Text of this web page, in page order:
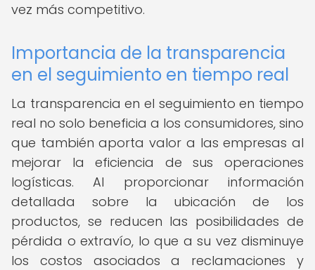
vez más competitivo.
Importancia de la transparencia
en el seguimiento en tiempo real
La transparencia en el seguimiento en tiempo
real no solo beneficia a los consumidores, sino
que también aporta valor a las empresas al
mejorar la eficiencia de sus operaciones
logísticas. Al proporcionar información
detallada sobre la ubicación de los
productos, se reducen las posibilidades de
pérdida o extravío, lo que a su vez disminuye
los costos asociados a reclamaciones y